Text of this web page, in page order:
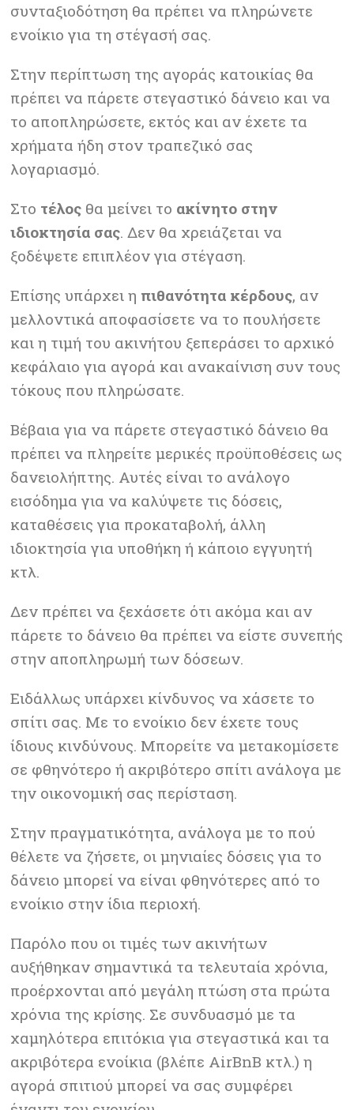
συνταξιοδότηση θα πρέπει να πληρώνετε
ενοίκιο για τη στέγασή σας.
Στην περίπτωση της αγοράς κατοικίας θα
πρέπει να πάρετε στεγαστικό δάνειο και να
το αποπληρώσετε, εκτός και αν έχετε τα
χρήματα ήδη στον τραπεζικό σας
λογαριασμό.
Στο τέλος θα μείνει το ακίνητο στην
ιδιοκτησία σας. Δεν θα χρειάζεται να
ξοδέψετε επιπλέον για στέγαση.
Επίσης υπάρχει η πιθανότητα κέρδους, αν
μελλοντικά αποφασίσετε να το πουλήσετε
και η τιμή του ακινήτου ξεπεράσει το αρχικό
κεφάλαιο για αγορά και ανακαίνιση συν τους
τόκους που πληρώσατε.
Βέβαια για να πάρετε στεγαστικό δάνειο θα
πρέπει να πληρείτε μερικές προϋποθέσεις ως
δανειολήπτης. Αυτές είναι το ανάλογο
εισόδημα για να καλύψετε τις δόσεις,
καταθέσεις για προκαταβολή, άλλη
ιδιοκτησία για υποθήκη ή κάποιο εγγυητή
κτλ.
Δεν πρέπει να ξεχάσετε ότι ακόμα και αν
πάρετε το δάνειο θα πρέπει να είστε συνεπής
στην αποπληρωμή των δόσεων.
Ειδάλλως υπάρχει κίνδυνος να χάσετε το
σπίτι σας. Με το ενοίκιο δεν έχετε τους
ίδιους κινδύνους. Μπορείτε να μετακομίσετε
σε φθηνότερο ή ακριβότερο σπίτι ανάλογα με
την οικονομική σας περίσταση.
Στην πραγματικότητα, ανάλογα με το πού
θέλετε να ζήσετε, οι μηνιαίες δόσεις για το
δάνειο μπορεί να είναι φθηνότερες από το
ενοίκιο στην ίδια περιοχή.
Παρόλο που οι τιμές των ακινήτων
αυξήθηκαν σημαντικά τα τελευταία χρόνια,
προέρχονται από μεγάλη πτώση στα πρώτα
χρόνια της κρίσης. Σε συνδυασμό με τα
χαμηλότερα επιτόκια για στεγαστικά και τα
ακριβότερα ενοίκια (βλέπε AirBnB κτλ.) η
αγορά σπιτιού μπορεί να σας συμφέρει